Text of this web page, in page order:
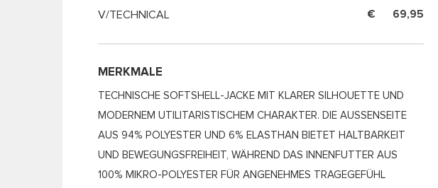
V/TECHNICAL 69,95
MERKMALE
TECHNISCHE SOFTSHELL-JACKE MIT KLARER SILHOUETTE UND
MODERNEM UTILITARISTISCHEM CHARAKTER. DIE AUSSENSEITE A
US 94% POLYESTER UND 6% ELASTHAN BIETET HALTBARKEIT U
ND BEWEGUNGSFREIHEIT, WÄHREND DAS INNENFUTTER AUS 1
00% MIKRO-POLYESTER FÜR ANGENEHMES TRAGEGEFÜHL S